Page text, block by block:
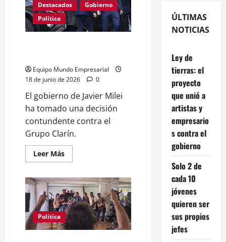
Destacados
Gobierno
Política
Equipo Mundo Empresarial
18 de junio de 2026
0
El gobierno de Javier Milei
ha tomado una decisión
contundente contra el
Grupo Clarín.
Leer MásLeer
más
Telecom
cede
6
millones
de
clientes
por
orden
Política
ÚLTIMAS
NOTICIAS
Ley de
tierras: el
proyecto
que unió a
artistas y
empresario
s contra el
gobierno
Solo 2 de
cada 10
jóvenes
quieren ser
sus propios
jefes